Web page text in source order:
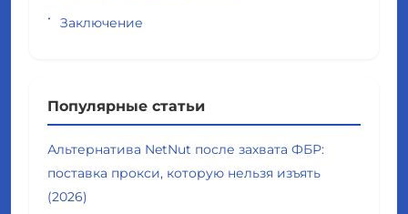
Заключение
Популярные статьи
Альтернатива NetNut после захвата ФБР:
поставка прокси, которую нельзя изъять
(2026)